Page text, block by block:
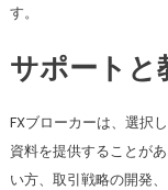
す。
サポートと
FXブローカーは、選択
資料を提供することが
い方、取引戦略の開発